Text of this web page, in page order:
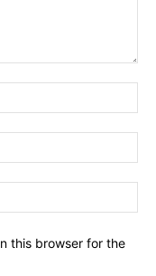
this browser for the